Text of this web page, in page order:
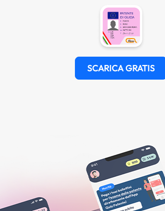
SCARICA GRATIS